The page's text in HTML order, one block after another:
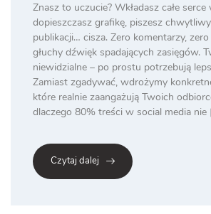
Znasz to uczucie? Wkładasz całe
dopieszczasz grafikę, piszesz
publikacji… cisza. Zero komentarzy,
głuchy dźwięk spadających zasięgów.
niewidzialne – po prostu potrzebują
Zamiast zgadywać, wdrożymy
które realnie zaangażują Twoich
dlaczego 80% treści w social media nie
Czytaj dalej